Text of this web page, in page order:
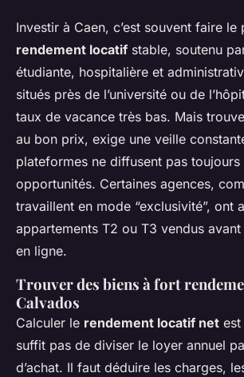
Investir à Caen, c’est souvent faire le
rendement locatif stable, soutenu
étudiante, hospitalière et
situés près de l’université ou de
taux de vacance très bas. Mais
au bon prix, exige une veille
plateformes ne diffusent pas toujours
opportunités. Certaines agences,
travaillent en mode “exclusivité”, ont
appartements T2 ou T3 vendus
en ligne.
Trouver des biens à fort
Calvados
Calculer le rendement locatif net est
suffit pas de diviser le loyer annuel
d’achat. Il faut déduire les charges,